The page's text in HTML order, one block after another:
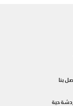
بنا
حية